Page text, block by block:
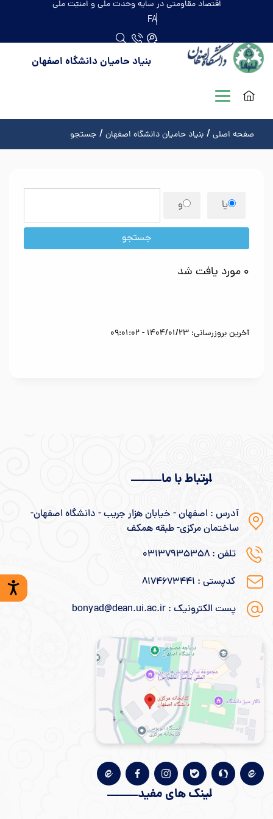
اقتصاد مقاومتی در سایه وحدت ملّی و امنیّت ملّی
FA
بنیاد حامیان دانشگاه اصفهان
صفحه اصلی بنیاد حامیان دانشگاه اصفهان جستجو
یا و
جستجو
0 مورد یافت شد
آخرین بروزرسانی: 1404/01/23 - 09:01:02
ارتباط با ما
آدرس : اصفهان - خیابان هزار جریب - دانشگاه اصفهان-
ساختمان مرکزی- طبقه همکف
تلفن : 031۳۷۹۳۵۳۵۸
کدپستی : ۸۱۷۴۶۷۳۴۴۱
پست الکترونیک : bonyad@dean.ui.ac.ir
لینک های مفید